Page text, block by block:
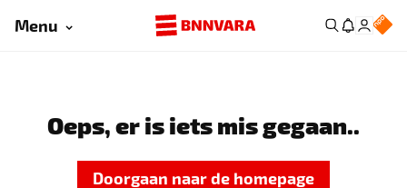
Menu
Oeps, er is iets mis gegaan..
Doorgaan naar de homepage